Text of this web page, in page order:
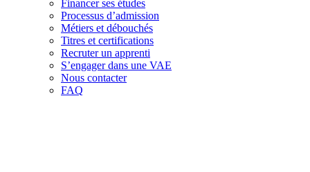
Financer ses études
Processus d’admission
Métiers et débouchés
Titres et certifications
Recruter un apprenti
S’engager dans une VAE
Nous contacter
FAQ